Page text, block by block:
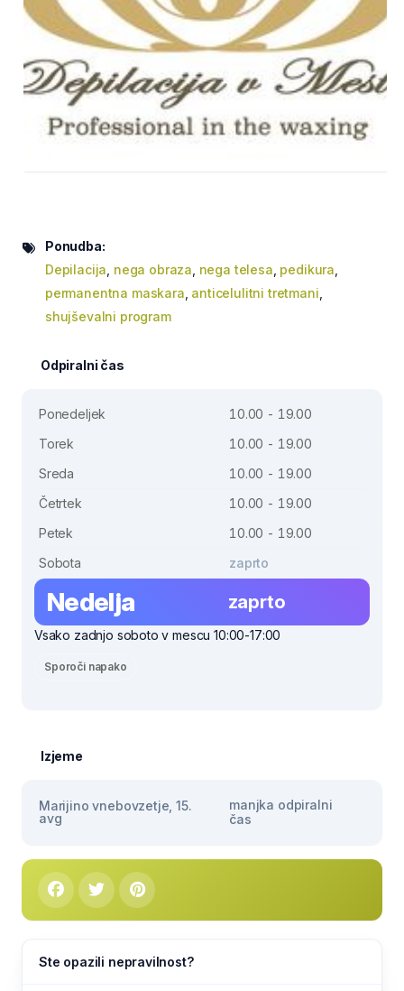
Ponudba:
Depilacija nega obraza nega telesa pedikura
permanentna maskara anticelulitni tretmani
shujševalni program
Odpiralni čas
Ponedeljek
10.00 - 19.00
Torek
10.00 - 19.00
Sreda
10.00 - 19.00
Četrtek
10.00 - 19.00
Petek
10.00 - 19.00
Sobota
zaprto
Nedelja zaprto
Vsako zadnjo soboto v mescu 10:00-17:00
Sporoči napako
Izjeme
Marijino vnebovzetje, 15.
avg
manjka odpiralni
čas
Ste opazili nepravilnost?